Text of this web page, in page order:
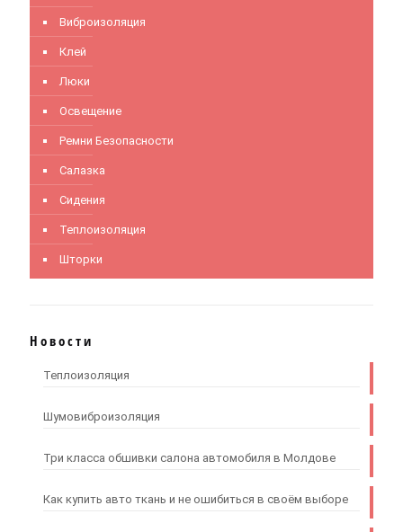
Виброизоляция
Клей
Люки
Освещение
Ремни Безопасности
Салазка
Сидения
Теплоизоляция
Шторки
Новости
Теплоизоляция
Шумовиброизоляция
Три класса обшивки салона автомобиля в Молдове
Как купить авто ткань и не ошибиться в своём выборе